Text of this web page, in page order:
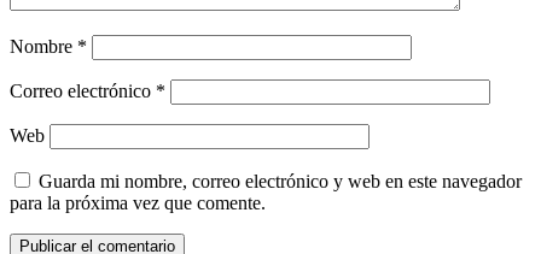
Nombre *
Correo electrónico *
Web
Guarda mi nombre, correo electrónico y web en este navegador
para la próxima vez que comente.